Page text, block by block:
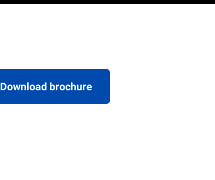
Download brochure